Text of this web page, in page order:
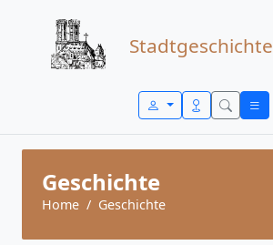
Stadtgeschichte
Geschichte
Home Geschichte